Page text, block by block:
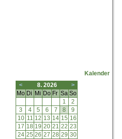
Kalender
<
8. 2026
>
Mo Di Mi Do Fr Sa So
1
2
3
4 5 6 7 8
9
10 11 12 13 14 15 16
17 18 19 20 21 22 23
24 25 26 27 28 29 30